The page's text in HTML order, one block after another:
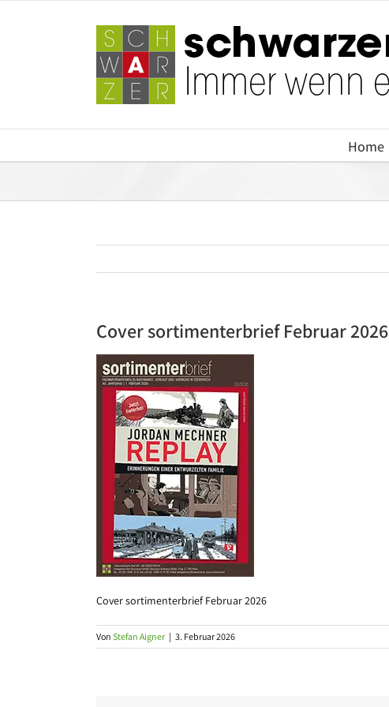
Home
Cover sortimenterbrief Februar 2026
Cover sortimenterbrief Februar 2026
Von Stefan Aigner | 3. Februar 2026